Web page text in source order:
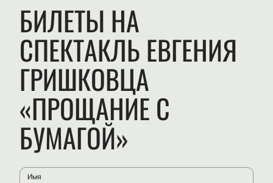
БИЛЕТЫ НА
СПЕКТАКЛЬ ЕВГЕНИЯ
ГРИШКОВЦА
«ПРОЩАНИЕ С
БУМАГОЙ»
Имя